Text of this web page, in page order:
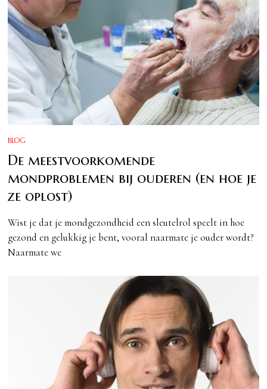
BLOG
De meestvoorkomende
mondproblemen bij ouderen (en hoe je
ze oplost)
Wist je dat je mondgezondheid een sleutelrol speelt in hoe
gezond en gelukkig je bent, vooral naarmate je ouder wordt?
Naarmate we